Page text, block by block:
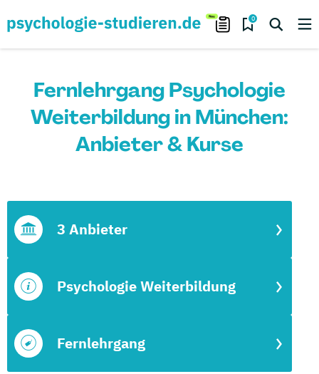
0
Fernlehrgang Psychologie
Weiterbildung in München:
Anbieter & Kurse
Fernlehrgang
Psychologie Weiterbildung
3 Anbieter